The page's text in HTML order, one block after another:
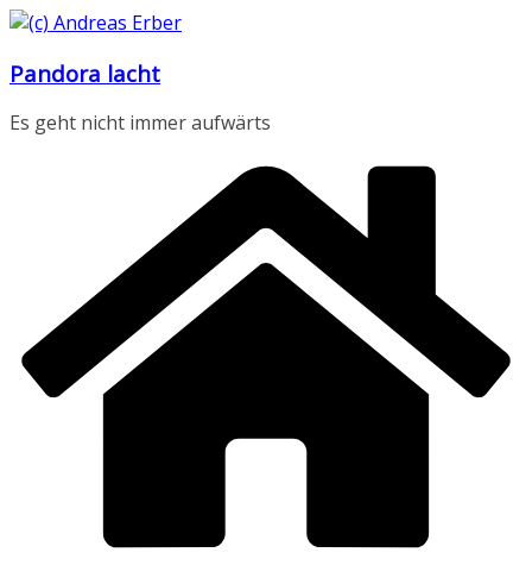
Zum
springen
Pandora lacht
Es geht nicht immer aufwärts